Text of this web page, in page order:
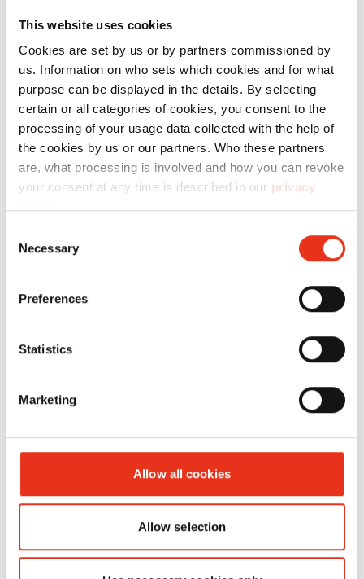
This website uses cookies
Cookies are set by us or by partners commissioned by
us. Information on who sets which cookies and for what
purpose can be displayed in the details. By selecting
certain or all categories of cookies, you consent to the
processing of your usage data collected with the help of
the cookies by us or our partners. Who these partners
are, what processing is involved and how you can revoke
your consent at any time is described in our privacy
Selection
Necessary
Preferences
Statistics
Marketing
Allow all cookies
Allow selection
betrouwbare omsnoering voor transport en
opslag. De Quick-link-draad heeft een diameter
van 2,45 mm en een lengte van 3.800 mm en is
optimaal afgestemd op gebruik in de HSM HL
4010 horizontale balenpers.
Specificaties
Quick-Link-
2,45x3800 -
4026631076661